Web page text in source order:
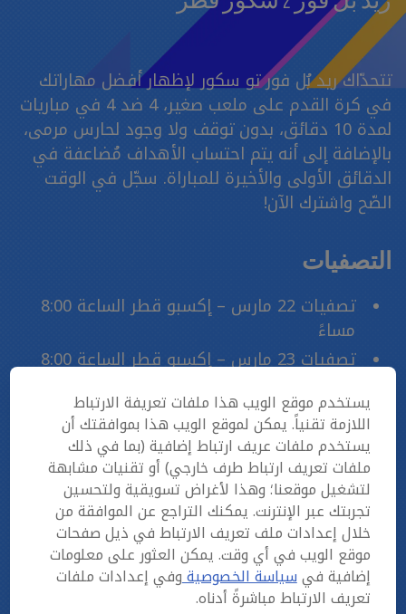
تتحدّاك ريد بُل فور تو سكور لإظهار أفضل مهاراتك
في كرة القدم على ملعب صغير، 4 ضد 4 في مباريات
لمدة 10 دقائق، بدون توقف ولا وجود لحارس مرمى،
بالإضافة إلى أنه يتم احتساب الأهداف مُضاعفة في
الدقائق الأولى والأخيرة للمباراة. سجّل في الوقت
الصّح واشترك الآن!
التصفيات
تصفيات 22 مارس – إكسبو قطر الساعة 8:00
مساءً
تصفيات 23 مارس – إكسبو قطر الساعة 8:00
تصفيات 29 مارس – مركز ميدان الرياضي الساعة
8:00 مساءً
تصفيات 30 مارس – مركز ميدان الرياضي الساعة
8:00 مساءً
النهائي الوطني
يستخدم موقع الويب هذا ملفات تعريفة الارتباط
اللازمة تقنياً. يمكن لموقع الويب هذا بموافقتك أن
يستخدم ملفات عريف ارتباط إضافية (بما في ذلك
ملفات تعريف ارتباط طرف خارجي) أو تقنيات مشابهة
لتشغيل موقعنا؛ وهذا لأغراض تسويقية ولتحسين
تجربتك عبر الإنترنت. يمكنك التراجع عن الموافقة من
خلال إعدادات ملف تعريف الارتباط في ذيل صفحات
موقع الويب في أي وقت. يمكن العثور على معلومات
إضافية فيسياسة الخصوصيةوفي إعدادات ملفات
تعريف الارتباط مباشرةً أدناه.